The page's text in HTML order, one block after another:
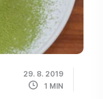
29. 8. 2019
1 MIN